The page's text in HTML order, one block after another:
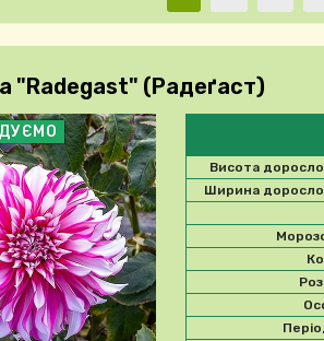
"Radegast" (Радеґаст)
Висота
Ширина